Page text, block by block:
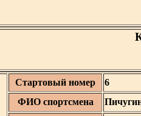
Стартовый номер 6
ФИО спортсмена